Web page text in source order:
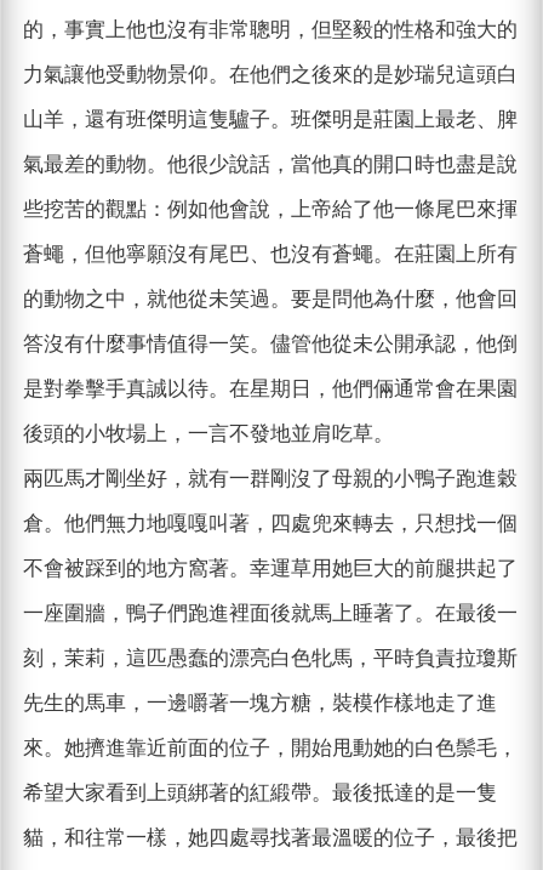
的，事實上他也沒有非常聰明，但堅毅的性格和強大的
力氣讓他受動物景仰。在他們之後來的是妙瑞兒這頭白
山羊，還有班傑明這隻驢子。班傑明是莊園上最老、脾
氣最差的動物。他很少說話，當他真的開口時也盡是說
些挖苦的觀點：例如他會說，上帝給了他一條尾巴來揮
蒼蠅，但他寧願沒有尾巴、也沒有蒼蠅。在莊園上所有
的動物之中，就他從未笑過。要是問他為什麼，他會回
答沒有什麼事情值得一笑。儘管他從未公開承認，他倒
是對拳擊手真誠以待。在星期日，他們倆通常會在果園
後頭的小牧場上，一言不發地並肩吃草。
兩匹馬才剛坐好，就有一群剛沒了母親的小鴨子跑進穀
倉。他們無力地嘎嘎叫著，四處兜來轉去，只想找一個
不會被踩到的地方窩著。幸運草用她巨大的前腿拱起了
一座圍牆，鴨子們跑進裡面後就馬上睡著了。在最後一
刻，茉莉，這匹愚蠢的漂亮白色牝馬，平時負責拉瓊斯
先生的馬車，一邊嚼著一塊方糖，裝模作樣地走了進
來。她擠進靠近前面的位子，開始甩動她的白色鬃毛，
希望大家看到上頭綁著的紅緞帶。最後抵達的是一隻
貓，和往常一樣，她四處尋找著最溫暖的位子，最後把